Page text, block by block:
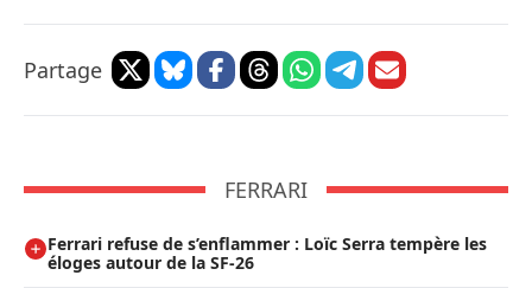
Partage
FERRARI
Ferrari refuse de s’enflammer : Loïc Serra tempère les
éloges autour de la SF-26